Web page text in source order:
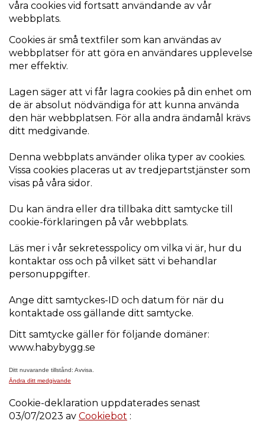
våra cookies vid fortsatt användande av vår
webbplats.
Cookies är små textfiler som kan användas av
webbplatser för att göra en användares upplevelse
mer effektiv.
Lagen säger att vi får lagra cookies på din enhet om
de är absolut nödvändiga för att kunna använda
den här webbplatsen. För alla andra ändamål krävs
ditt medgivande.
Denna webbplats använder olika typer av cookies.
Vissa cookies placeras ut av tredjepartstjänster som
visas på våra sidor.
Du kan ändra eller dra tillbaka ditt samtycke till
cookie-förklaringen på vår webbplats.
Läs mer i vår sekretesspolicy om vilka vi är, hur du
kontaktar oss och på vilket sätt vi behandlar
personuppgifter.
Ange ditt samtyckes-ID och datum för när du
kontaktade oss gällande ditt samtycke.
Ditt samtycke gäller för följande domäner:
www.habybygg.se
Ditt nuvarande tillstånd: Avvisa.
Ändra ditt medgivande
Cookie-deklaration uppdaterades senast
03/07/2023 av Cookiebot :